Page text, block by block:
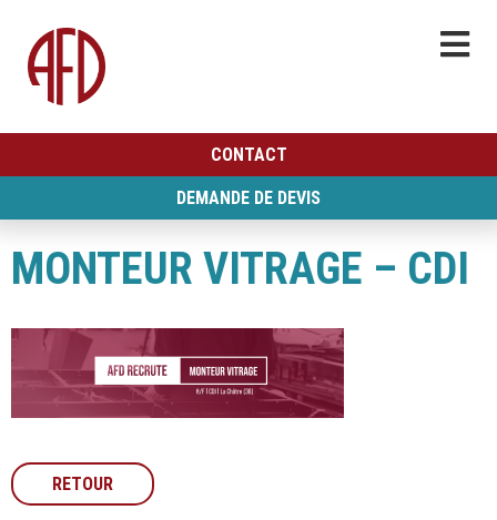
CONTACT
DEMANDE DE DEVIS
MONTEUR VITRAGE – CDI
RETOUR